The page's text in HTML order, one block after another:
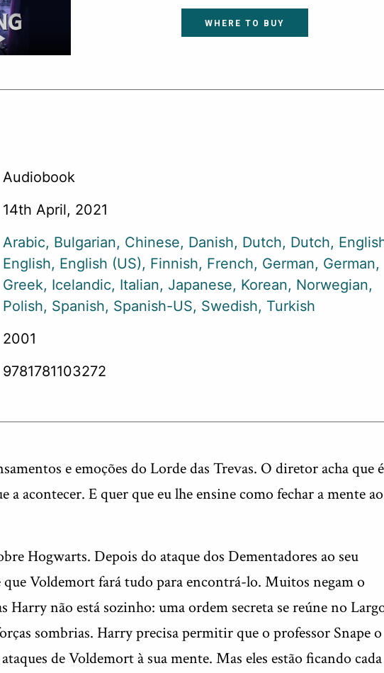
WHERE TO BUY
Audiobook
14th April, 2021
Arabic Bulgarian Chinese Danish Dutch Dutch
English English (US) Finnish French German German
Greek Icelandic Italian Japanese Korean Norwegian
Polish Spanish Spanish-US Swedish Turkish
2001
9781781103272
e emoções do Lorde das Trevas. O diretor acha que é
a acontecer. E quer que eu lhe ensine como fechar a mente ao
Hogwarts. Depois do ataque dos Dementadores ao seu
Voldemort fará tudo para encontrá-lo. Muitos negam o
Harry não está sozinho: uma ordem secreta se reúne no
sombrias. Harry precisa permitir que o professor Snape o
de Voldemort à sua mente. Mas eles estão ficando cada